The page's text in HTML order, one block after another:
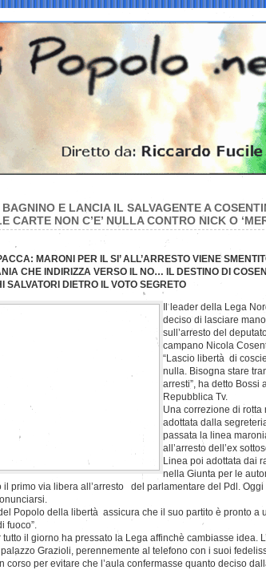
E LANCIA IL SALVAGENTE A
CARTE NON C’E’ NULLA CONTRO NICK O
MARONI PER IL SI’ ALL’ARRESTO VIENE
CHE INDIRIZZA VERSO IL NO… IL DESTINO DI
SALVATORI DIETRO IL VOTO SEGRETO
Il leader della Lega
deciso di lasciare
sull’arresto del
campano Nicola
“Lascio libertà di
nulla. Bisogna stare
arresti”, ha detto Bossi
Repubblica Tv.
Una correzione di rotta
adottata dalla
passata la linea
all’arresto dell’ex
Linea poi adottata dai
nella Giunta per le
il primo via libera all’arresto del parlamentare del Pdl.
Popolo della libertà assicura che il suo partito è pronto a
fuoco”.
tutto il giorno ha pressato la Lega affinchè cambiasse idea.
Grazioli, perennemente al telefono con i suoi
corso per evitare che l’aula confermasse quanto deciso